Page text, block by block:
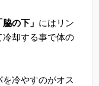
の下」 にはリン
却する事で体の
冷やすのがオス